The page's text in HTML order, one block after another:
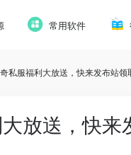
常用软件
私服福利大放送，快来发布站领
放送，快来